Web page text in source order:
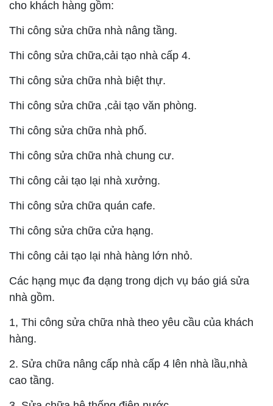
cho khách hàng gồm:
Thi công sửa chữa nhà nâng tầng.
Thi công sửa chữa,cải tạo nhà cấp 4.
Thi công sửa chữa nhà biệt thự.
Thi công sửa chữa ,cải tạo văn phòng.
Thi công sửa chữa nhà phố.
Thi công sửa chữa nhà chung cư.
Thi công cải tạo lại nhà xưởng.
Thi công sửa chữa quán cafe.
Thi công sửa chữa cửa hạng.
Thi công cải tạo lại nhà hàng lớn nhỏ.
Các hạng mục đa dạng trong dịch vụ báo giá sửa
nhà gồm.
1, Thi công sửa chữa nhà theo yêu cầu của khách
hàng.
2. Sửa chữa nâng cấp nhà cấp 4 lên nhà lầu,nhà
cao tầng.